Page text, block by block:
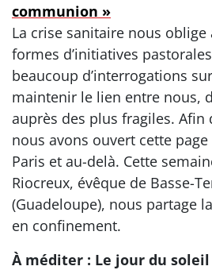
communion »
La crise sanitaire nous oblige
formes d’initiatives
beaucoup d’interrogations
maintenir le lien entre nous,
auprès des plus fragiles. Afin
nous avons ouvert cette
Paris et au-delà. Cette
Riocreux, évêque de Basse-
(Guadeloupe), nous partage
en confinement.
À méditer : Le jour du soleil